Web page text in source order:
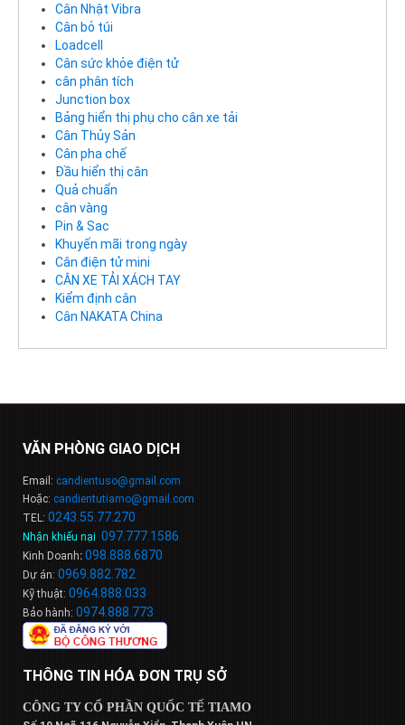
Cân Nhật Vibra
Cân bỏ túi
Loadcell
Cân sức khỏe điện tử
cân phân tích
Junction box
Bảng hiển thị phụ cho cân xe tải
Cân Thủy Sản
Cân pha chế
Đầu hiển thị cân
Quả chuẩn
cân vàng
Pin & Sac
Khuyến mãi trong ngày
Cân điện tử mini
CÂN XE TẢI XÁCH TAY
Kiểm định cân
Cân NAKATA China
VĂN PHÒNG GIAO DỊCH
Email: candientuso@gmail.com
Hoặc: candientutiamo@gmail.com
TEL: 0243.55.77.270
Nhận khiếu nại 097.777.1586
Kinh Doanh: 098.888.6870
Dự án: 0969.882.782
Kỹ thuật: 0964.888.033
Bảo hành: 0974.888.773
THÔNG TIN HÓA ĐƠN TRỤ SỞ
CÔNG TY CỔ PHẦN QUỐC TẾ TIAMO